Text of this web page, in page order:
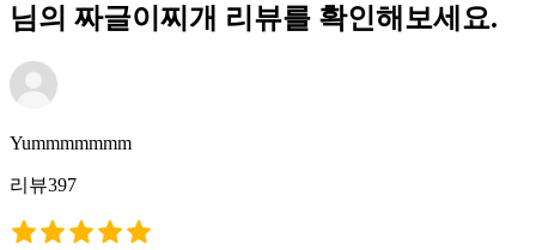
님의 짜글이찌개 리뷰를 확인해보세요.
Yummmmmmm
리뷰397